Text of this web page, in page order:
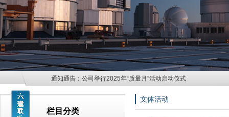
通知通告： 公司举行2025年“质量月”活动启动仪式
栏目分类
文体活动